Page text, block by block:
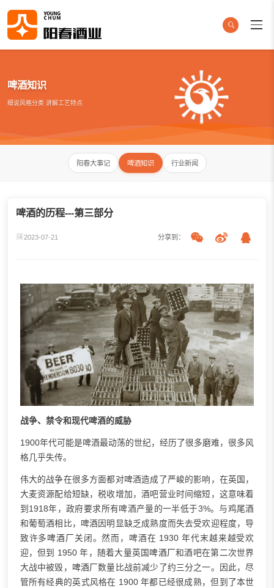
啤酒知识
细说风格分类 讲解工艺特点
阳春大事记 啤酒知识 行业新闻
啤酒的历程---第三部分
2023-07-21 分享到：
战争、禁令和现代啤酒的威胁
1900年代可能是啤酒最动荡的世纪，经历了很多磨难，很多风
格几乎失传。
伟大的战争在很多方面都对啤酒造成了严峻的影响，在英国，
大麦资源配给短缺，税收增加，酒吧营业时间缩短，这意味着
到1918年，政府要求所有啤酒产量的一半低于3%。与鸡尾酒
和葡萄酒相比，啤酒因明显缺乏成熟度而失去受欢迎程度，导
致许多啤酒厂关闭。然而，啤酒在 1930 年代末越来越受欢
迎，但到 1950 年，随着大量英国啤酒厂和酒吧在第二次世界
大战中被毁， 啤酒厂数量比战前减少了约三分之一。因此，尽
管所有经典的英式风格在 1900 年都已经很成熟，但到了本世